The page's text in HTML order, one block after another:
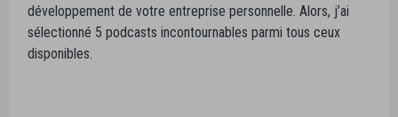
développement de votre entreprise personnelle. Alors, j’ai
sélectionné 5 podcasts incontournables parmi tous ceux
disponibles.